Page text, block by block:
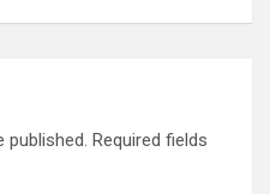
published. Required fields